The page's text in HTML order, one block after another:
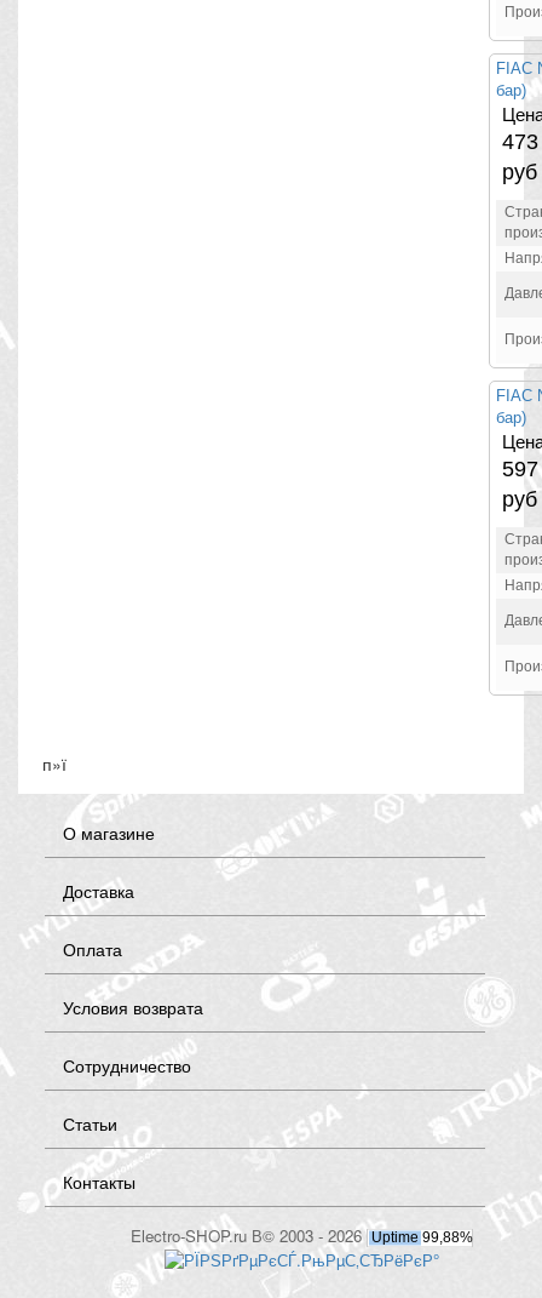
FIAC
бар)
руб
FIAC
бар)
руб
п»ї
О магазине
Доставка
Оплата
Условия возврата
Сотрудничество
Статьи
Контакты
Electro-SHOP.ru В© 2003 - 2026